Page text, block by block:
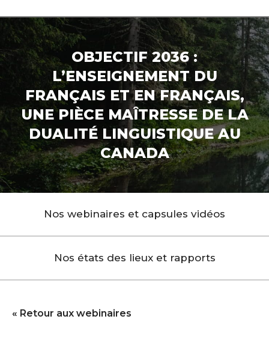
OBJECTIF 2036 :
L’ENSEIGNEMENT DU
FRANÇAIS ET EN FRANÇAIS,
UNE PIÈCE MAÎTRESSE DE LA
DUALITÉ LINGUISTIQUE AU
CANADA
Nos webinaires et capsules vidéos
Nos états des lieux et rapports
« Retour aux webinaires